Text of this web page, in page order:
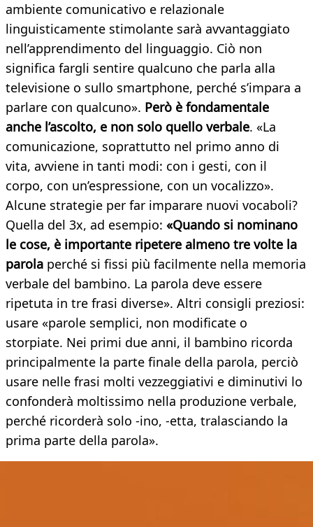
ambiente comunicativo e relazionale
linguisticamente stimolante sarà avvantaggiato
nell’apprendimento del linguaggio. Ciò non
significa fargli sentire qualcuno che parla alla
televisione o sullo smartphone, perché s’impara a
parlare con qualcuno». Però è fondamentale
anche l’ascolto, e non solo quello verbale. «La
comunicazione, soprattutto nel primo anno di
vita, avviene in tanti modi: con i gesti, con il
corpo, con un’espressione, con un vocalizzo».
Alcune strategie per far imparare nuovi vocaboli?
Quella del 3x, ad esempio: «Quando si nominano
le cose, è importante ripetere almeno tre volte la
parola perché si fissi più facilmente nella memoria
verbale del bambino. La parola deve essere
ripetuta in tre frasi diverse». Altri consigli preziosi:
usare «parole semplici, non modificate o
storpiate. Nei primi due anni, il bambino ricorda
principalmente la parte finale della parola, perciò
usare nelle frasi molti vezzeggiativi e diminutivi lo
confonderà moltissimo nella produzione verbale,
perché ricorderà solo -ino, -etta, tralasciando la
prima parte della parola».